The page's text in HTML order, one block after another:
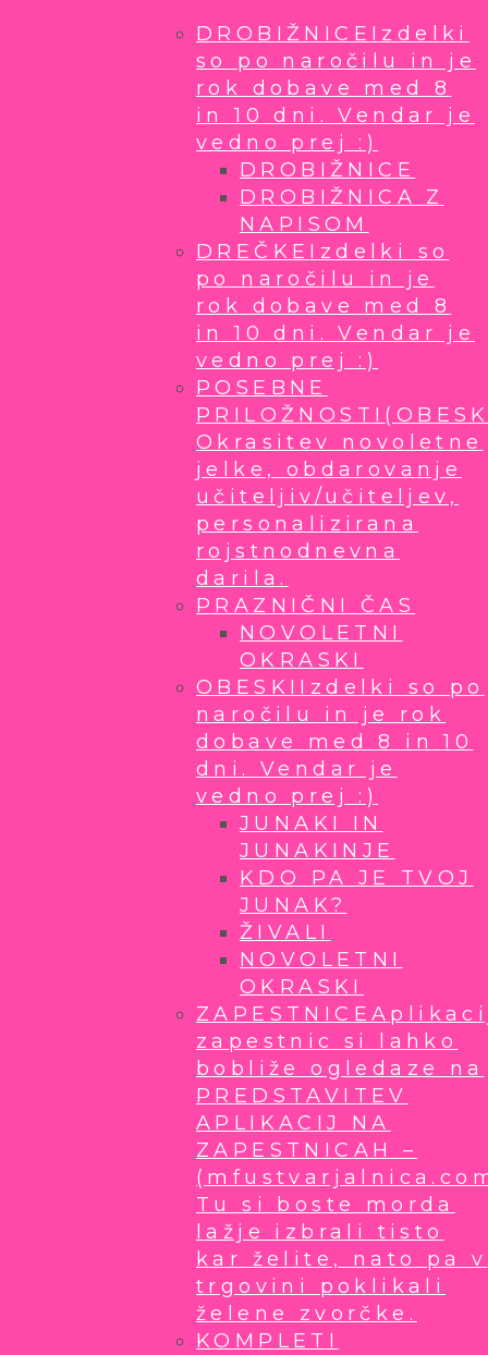
DROBIŽNICE Izdelki
so po naročilu in je
rok dobave med 8
in 10 dni. Vendar je
vedno prej :)
DROBIŽNICE
DROBIŽNICA Z
NAPISOM
DREČKE Izdelki so
po naročilu in je
rok dobave med 8
in 10 dni. Vendar je
vedno prej :)
POSEBNE
PRILOŽNOSTI
Okrasitev novoletne
jelke, obdarovanje
učiteljiv/učiteljev,
personalizirana
rojstnodnevna
darila.
PRAZNIČNI ČAS
NOVOLETNI
OKRASKI
OBESKI Izdelki so po
naročilu in je rok
dobave med 8 in 10
dni. Vendar je
vedno prej :)
JUNAKI IN
JUNAKINJE
KDO PA JE TVOJ
JUNAK?
ŽIVALI
NOVOLETNI
OKRASKI
ZAPESTNICE
zapestnic si lahko
bobliže ogledaze na
PREDSTAVITEV
APLIKACIJ NA
ZAPESTNICAH –
Tu si boste morda
lažje izbrali tisto
kar želite, nato pa v
trgovini poklikali
želene zvorčke.
KOMPLETI